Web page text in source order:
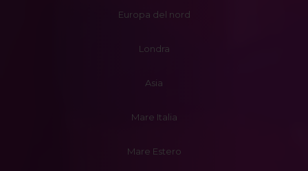
Europa del nord
Londra
Asia
Mare Italia
Mare Estero